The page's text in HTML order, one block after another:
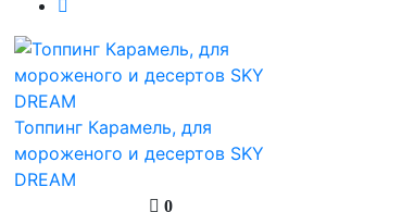
Топпинг Карамель, для
мороженого и десертов SKY
DREAM
0